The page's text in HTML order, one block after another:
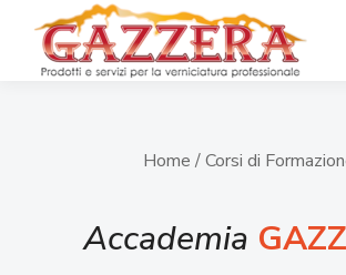
Home / Corsi di
Accademia